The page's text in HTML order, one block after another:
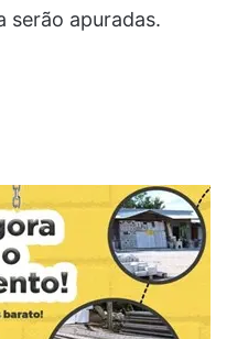
serão apuradas.